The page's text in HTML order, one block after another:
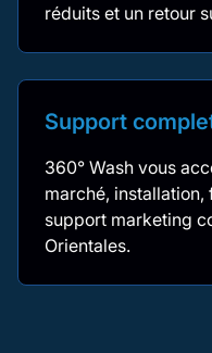
réduits et un retour
Support
360° Wash vous
marché,
support marketing
Orientales.